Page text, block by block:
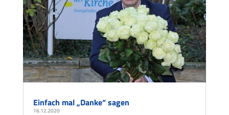
Einfach mal „Danke“ sagen
16.12.2020